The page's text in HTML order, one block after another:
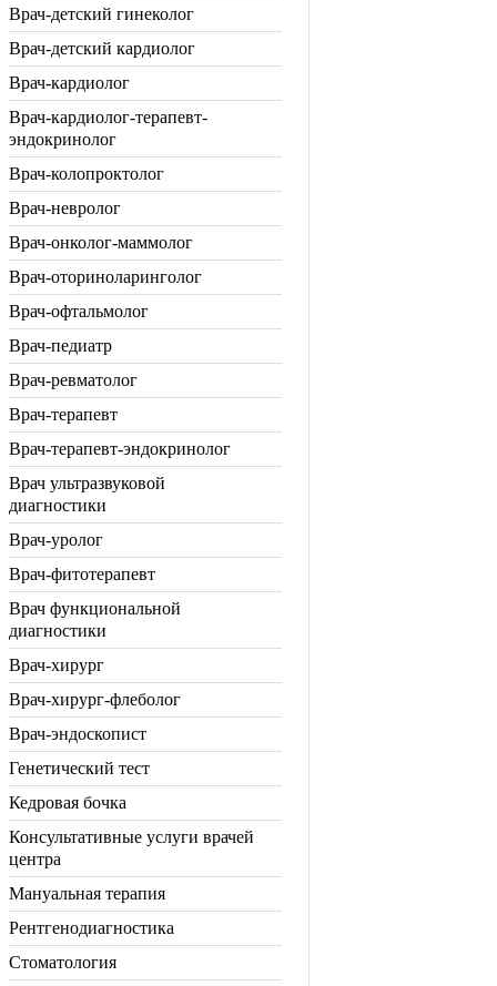
Врач-детский гинеколог
Врач-детский кардиолог
Врач-кардиолог
Врач-кардиолог-терапевт-
эндокринолог
Врач-колопроктолог
Врач-невролог
Врач-онколог-маммолог
Врач-оториноларинголог
Врач-офтальмолог
Врач-педиатр
Врач-ревматолог
Врач-терапевт
Врач-терапевт-эндокринолог
Врач ультразвуковой
диагностики
Врач-уролог
Врач-фитотерапевт
Врач функциональной
диагностики
Врач-хирург
Врач-хирург-флеболог
Врач-эндоскопист
Генетический тест
Кедровая бочка
Консультативные услуги врачей
центра
Мануальная терапия
Рентгенодиагностика
Стоматология